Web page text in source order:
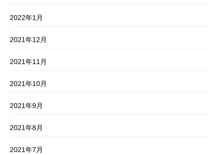
2022年1月
2021年12月
2021年11月
2021年10月
2021年9月
2021年8月
2021年7月